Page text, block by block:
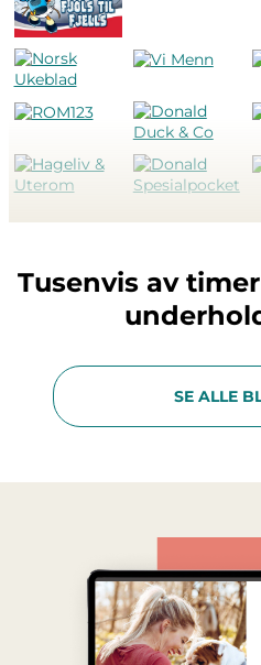
Tusenvis av
SE ALLE